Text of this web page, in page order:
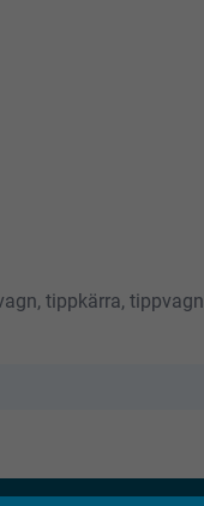
tippkärra, tippvagn